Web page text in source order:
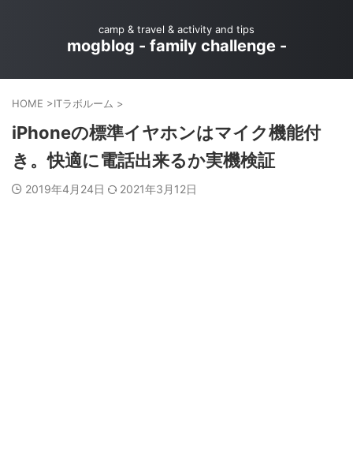
camp & travel & activity and tips
mogblog - family challenge -
HOME >ITラボルーム >
iPhoneの標準イヤホンはマイク機能付
き。快適に電話出来るか実機検証
2019年4月24日 2021年3月12日